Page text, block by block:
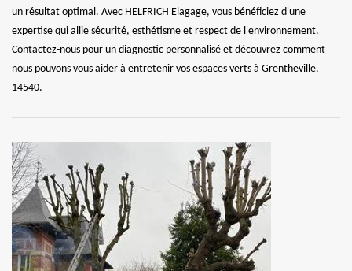
un résultat optimal. Avec HELFRICH Elagage, vous bénéficiez d'une
expertise qui allie sécurité, esthétisme et respect de l'environnement.
Contactez-nous pour un diagnostic personnalisé et découvrez comment
nous pouvons vous aider à entretenir vos espaces verts à Grentheville,
14540.